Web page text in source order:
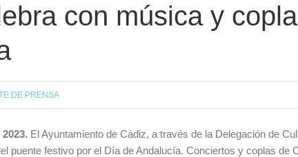
con música y
DE PRENSA
El Ayuntamiento de Cádiz, a través de la Delegación de
puente festivo por el Día de Andalucía. Conciertos y coplas de